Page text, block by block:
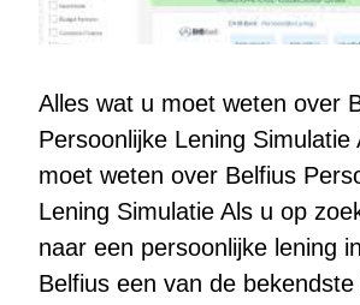
Alles wat u moet weten over
Persoonlijke Lening Simulatie
moet weten over Belfius
Lening Simulatie Als u op
naar een persoonlijke lening
Belfius een van de bekendste